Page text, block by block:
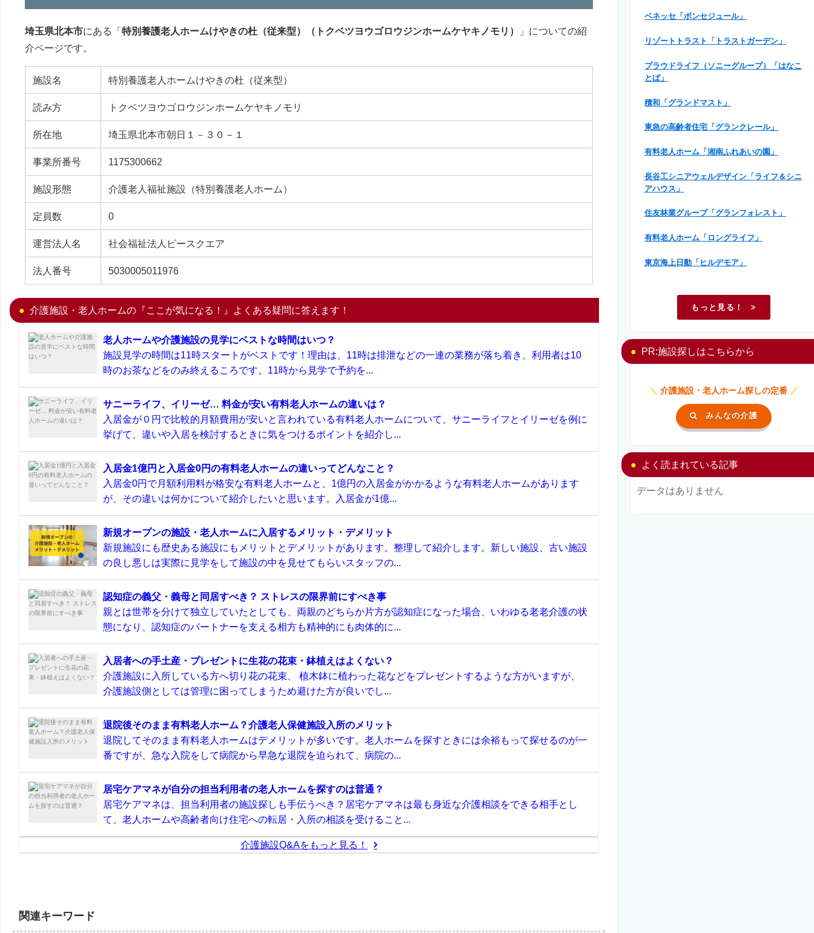
埼玉県北本市にある「 特別養護老人ホームけやきの杜（従来型）（トクベツヨウゴロウジンホームケヤキノモリ）
」についての紹
介ページです。
施設名 特別養護老人ホームけやきの杜（従来型）
読み方 トクベツヨウゴロウジンホームケヤキノモリ
所在地 埼玉県北本市朝日１－３０－１
事業所番号 1175300662
施設形態 介護老人福祉施設（特別養護老人ホーム）
定員数 0
運営法人名 社会福祉法人ピースクエア
法人番号 5030005011976
介護施設・老人ホームの『ここが気になる！』よくある疑問に答えます！
老人ホームや介護施設の見学にベストな時間はいつ？
施設見学の時間は11時スタートがベストです！理由は、11時は排泄などの一連の業務が落ち着き、利用者は10
時のお茶などをのみ終えるころです。11時から見学で予約を...
サニーライフ、イリーゼ… 料金が安い有料老人ホームの違いは？
入居金が０円で比較的月額費用が安いと言われている有料老人ホームについて、サニーライフとイリーゼを例に
挙げて、違いや入居を検討するときに気をつけるポイントを紹介し...
入居金1億円と入居金0円の有料老人ホームの違いってどんなこと？
入居金0円で月額利用料が格安な有料老人ホームと、1億円の入居金がかかるような有料老人ホームがあります
が、その違いは何かについて紹介したいと思います。入居金が1億...
新規オープンの施設・老人ホームに入居するメリット・デメリット
新規施設にも歴史ある施設にもメリットとデメリットがあります。整理して紹介します。新しい施設、古い施設
の良し悪しは実際に見学をして施設の中を見せてもらいスタッフの...
認知症の義父・義母と同居すべき？ ストレスの限界前にすべき事
親とは世帯を分けて独立していたとしても、両親のどちらか片方が認知症になった場合、いわゆる老老介護の状
態になり、認知症のパートナーを支える相方も精神的にも肉体的に...
入居者への手土産・プレゼントに生花の花束・鉢植えはよくない？
介護施設に入所している方へ切り花の花束、 植木鉢に植わった花などをプレゼントするような方がいますが、
介護施設側としては管理に困ってしまうため避けた方が良いでし...
退院後そのまま有料老人ホーム？介護老人保健施設入所のメリット
退院してそのまま有料老人ホームはデメリットが多いです。老人ホームを探すときには余裕もって探せるのが一
番ですが、急な入院をして病院から早急な退院を迫られて、病院の...
居宅ケアマネが自分の担当利用者の老人ホームを探すのは普通？
居宅ケアマネは、担当利用者の施設探しも手伝うべき？居宅ケアマネは最も身近な介護相談をできる相手とし
て、老人ホームや高齢者向け住宅への転居・入所の相談を受けること...
介護施設Q&Aをもっと見る！
関連キーワード
ベネッセ「ボンセジュール」
リゾートトラスト「トラストガーデン」
プラウドライフ（ソニーグループ）「はなこ
とば」
積和「グランドマスト」
東急の高齢者住宅「グランクレール」
有料老人ホーム「湘南ふれあいの園」
長谷工シニアウェルデザイン「ライフ＆シニ
アハウス」
住友林業グループ「グランフォレスト」
有料老人ホーム「ロングライフ」
東京海上日動「ヒルデモア」
もっと見る！
PR:施設探しはこちらから
＼ 介護施設・老人ホーム探しの定番 ／
みんなの介護
よく読まれている記事
データはありません